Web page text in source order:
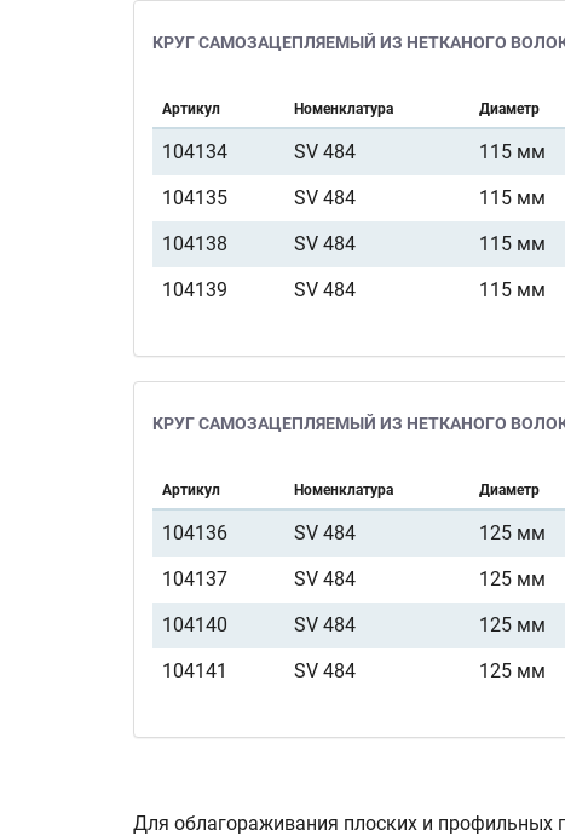
КРУГ САМОЗАЦЕПЛЯЕМЫЙ ИЗ НЕТКАНОГО
Артикул Номенклатура Диаметр
104134 SV 484 115 мм
104135
SV 484 115 мм
104138
SV 484 115 мм
104139
SV 484 115 мм
КРУГ САМОЗАЦЕПЛЯЕМЫЙ ИЗ НЕТКАНОГО
Артикул Номенклатура Диаметр
104136 SV 484 125 мм
104137
SV 484 125 мм
104140
SV 484 125 мм
104141
SV 484 125 мм
Для облагораживания плоских и профильных